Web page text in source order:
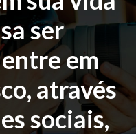
ser
em
através
sociais,